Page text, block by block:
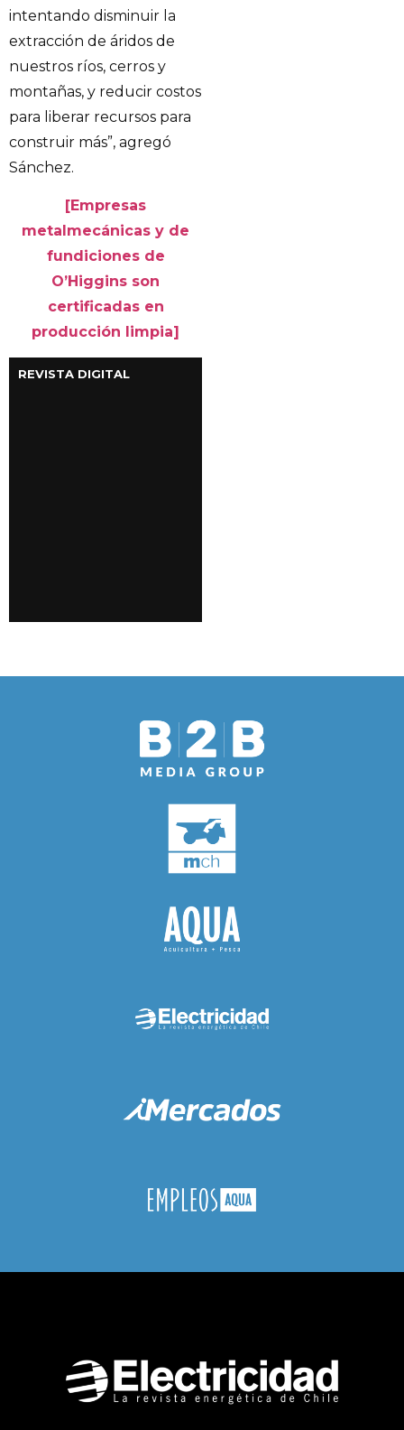
intentando disminuir la
extracción de áridos de
nuestros ríos, cerros y
montañas, y reducir costos
para liberar recursos para
construir más”, agregó
Sánchez.
[Empresas
metalmecánicas y de
fundiciones de
O’Higgins son
certificadas en
producción limpia]
REVISTA DIGITAL